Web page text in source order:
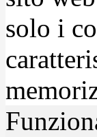
solo i